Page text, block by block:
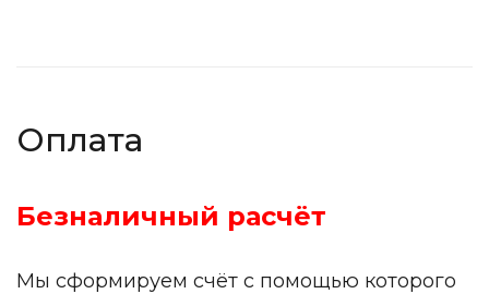
Оплата
Безналичный расчёт
Мы сформируем счёт с помощью которого